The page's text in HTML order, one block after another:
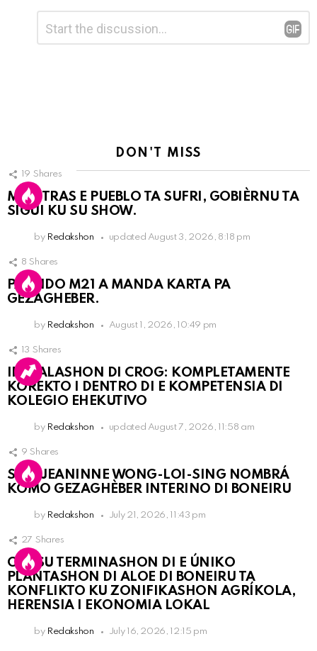
Reply
DON'T MISS
19 Shares
MIENTRAS E PUEBLO TA SUFRI, GOBIÈRNU TA
SIGUI KU SU SHOW.
by Redakshon updated August 3, 2026, 8:18 pm
8 Shares
PARTIDO M21 A MANDA KARTA PA
GEZAGHEBER.
by Redakshon August 1, 2026, 10:49 pm
13 Shares
INSTALASHON DI CROG: KOMPLETAMENTE
KOREKTO I DENTRO DI E KOMPETENSIA DI
KOLEGIO EHEKUTIVO
by Redakshon updated August 7, 2026, 11:58 am
9 Shares
SRA. JEANINNE WONG-LOI-SING NOMBRÁ
KOMO GEZAGHÈBER INTERINO DI BONEIRU
by Redakshon July 21, 2026, 11:43 pm
27 Shares
OLB SU TERMINASHON DI E ÚNIKO
PLANTASHON DI ALOE DI BONEIRU TA
KONFLIKTO KU ZONIFIKASHON AGRÍKOLA,
HERENSIA I EKONOMIA LOKAL
by Redakshon July 16, 2026, 12:15 pm